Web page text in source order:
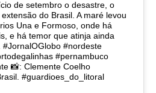
de setembro o desastre, o
do Brasil. A maré levou
Una e Formoso, onde há
e há temor que atinja ainda
#nordeste
#pernambuco
📸: Clemente Coelho
#guardioes_do_litoral